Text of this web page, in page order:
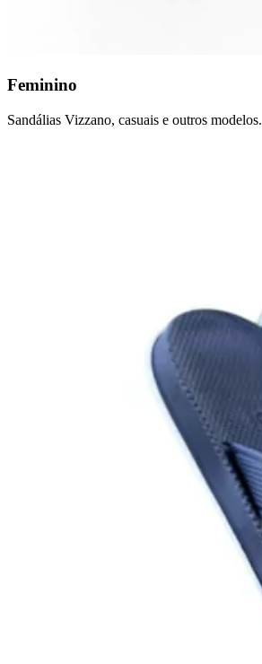
Feminino
Sandálias Vizzano, casuais e outros modelos.